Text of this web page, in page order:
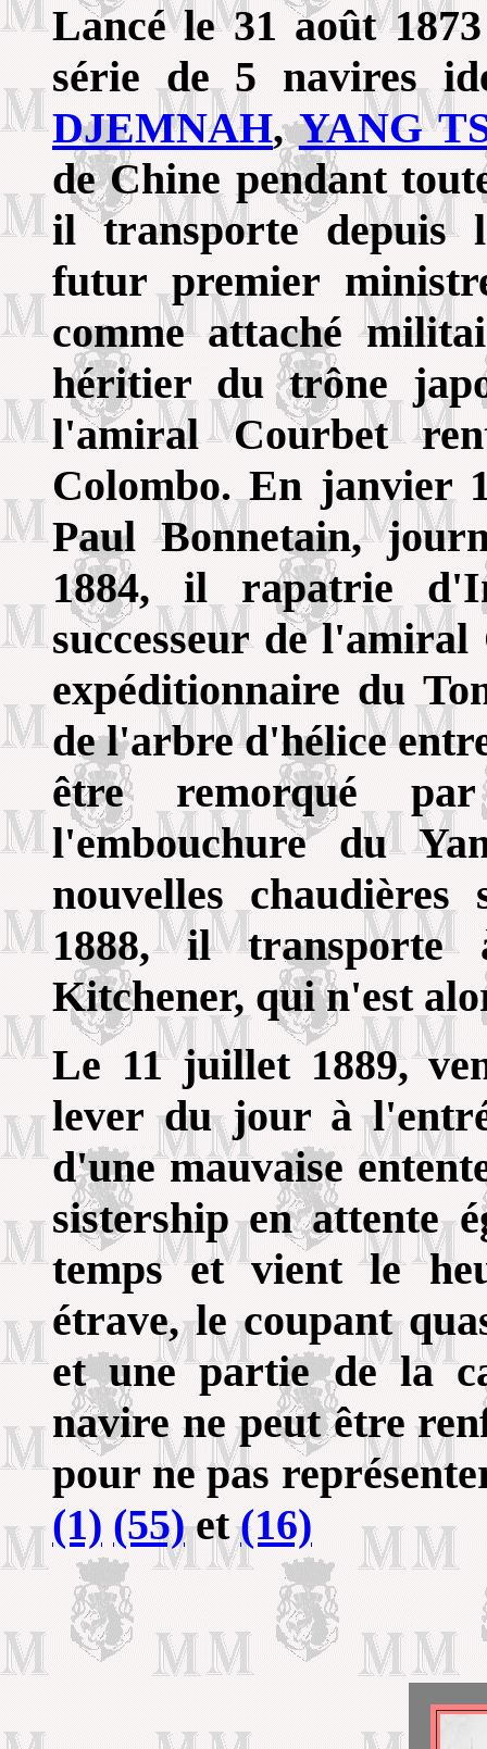
Lancé le 31 août
série de 5 navires
DJEMNAH,YANG
de Chine pendant
il transporte depuis
futur premier
comme attaché
héritier du trône
l'amiral Courbet
Colombo. En janvier
Paul Bonnetain,
1884, il rapatrie
successeur de
expéditionnaire du
de l'arbre d'hélice
être remorqué
l'embouchure du
nouvelles chaudières
1888, il transporte
Kitchener, qui n'est
Le 11 juillet 1889,
lever du jour à
d'une mauvaise
sistership en attente
temps et vient le
étrave, le coupant
et une partie de la
navire ne peut être
pour ne pas
(1) (55)et(16)